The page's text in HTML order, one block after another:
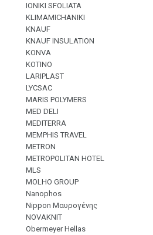
IONIKI SFOLIATA
KLIMAMICHANIKI
KNAUF
KNAUF INSULATION
KONVA
KOTINO
LARIPLAST
LYCSAC
MARIS POLYMERS
MED DELI
MEDITERRA
MEMPHIS TRAVEL
METRON
METROPOLITAN HOTEL
MLS
MΟLHO GROUP
Nanophos
Nippon Μαυρογένης
NOVAKNIT
Obermeyer Hellas